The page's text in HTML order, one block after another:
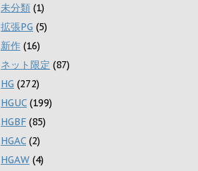
未分類 (1)
拡張PG (5)
新作 (16)
ネット限定 (87)
HG (272)
HGUC (199)
HGBF (85)
HGAC (2)
HGAW (4)